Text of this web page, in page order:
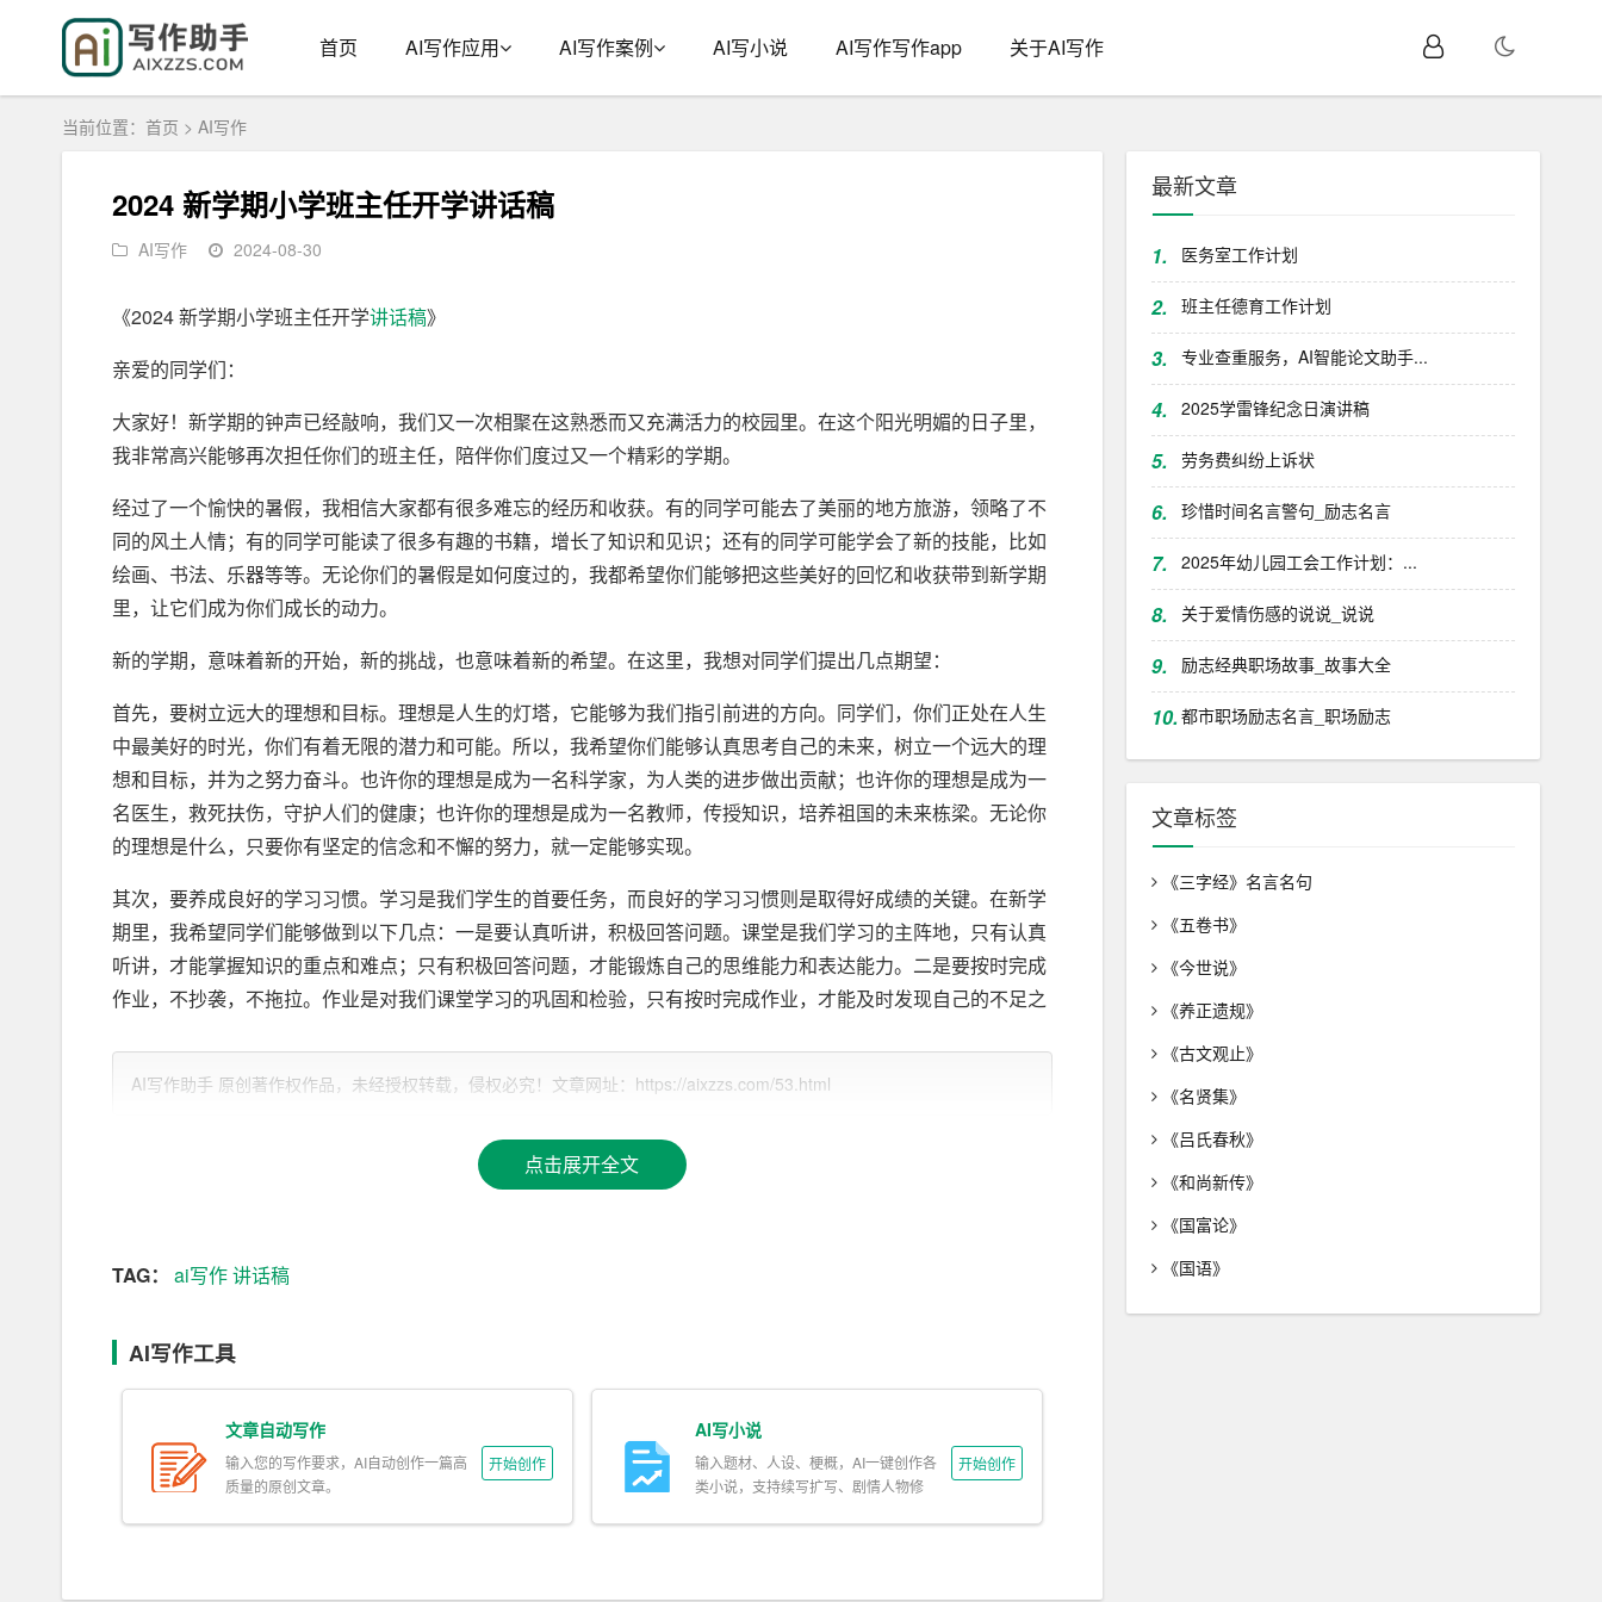
首页 AI写作应用 AI写作案例 AI写小说 AI写作写作app 关于AI写作
当前位置： 首页 > AI写作
2024 新学期小学班主任开学讲话稿
AI写作 2024-08-30
《2024 新学期小学班主任开学讲话稿》
亲爱的同学们：
大家好！新学期的钟声已经敲响，我们又一次相聚在这熟悉而又充满活力的校园里。在这个阳光明媚的日子里，
我非常高兴能够再次担任你们的班主任，陪伴你们度过又一个精彩的学期。
经过了一个愉快的暑假，我相信大家都有很多难忘的经历和收获。有的同学可能去了美丽的地方旅游，领略了不
同的风土人情；有的同学可能读了很多有趣的书籍，增长了知识和见识；还有的同学可能学会了新的技能，比如
绘画、书法、乐器等等。无论你们的暑假是如何度过的，我都希望你们能够把这些美好的回忆和收获带到新学期
里，让它们成为你们成长的动力。
新的学期，意味着新的开始，新的挑战，也意味着新的希望。在这里，我想对同学们提出几点期望：
首先，要树立远大的理想和目标。理想是人生的灯塔，它能够为我们指引前进的方向。同学们，你们正处在人生
中最美好的时光，你们有着无限的潜力和可能。所以，我希望你们能够认真思考自己的未来，树立一个远大的理
想和目标，并为之努力奋斗。也许你的理想是成为一名科学家，为人类的进步做出贡献；也许你的理想是成为一
名医生，救死扶伤，守护人们的健康；也许你的理想是成为一名教师，传授知识，培养祖国的未来栋梁。无论你
的理想是什么，只要你有坚定的信念和不懈的努力，就一定能够实现。
其次，要养成良好的学习习惯。学习是我们学生的首要任务，而良好的学习习惯则是取得好成绩的关键。在新学
期里，我希望同学们能够做到以下几点：一是要认真听讲，积极回答问题。课堂是我们学习的主阵地，只有认真
听讲，才能掌握知识的重点和难点；只有积极回答问题，才能锻炼自己的思维能力和表达能力。二是要按时完成
作业，不抄袭，不拖拉。作业是对我们课堂学习的巩固和检验，只有按时完成作业，才能及时发现自己的不足之
人，不仅能够受到他人的尊重和喜爱，还能够为自己的未来打下坚实的基础。在新学期里，我希望同学们能够做
到以下几点：一是要诚实守信，不说谎，不骗人。诚实守信是做人的基本原则，只有诚实守信，才能赢得他人的
的家园，只有爱护公物，保护环境，才能让我们的校园更加美丽。
最后，要积极参加各种活动，锻炼自己的综合素质。学校为我们提供了丰富多彩的活动，如运动会、文艺汇演、
科技比赛等等。这些活动不仅能够丰富我们的课余生活，还能够锻炼我们的身体素质、艺术素养和创新能力。所
同学们，新的学期已经开始，让我们一起努力，一起奋斗，一起创造一个更加美好的未来！我相信，在我们的共
同努力下，我们一定能够在这个学期里取得更大的进步，收获更多的快乐！
AI写作助手 原创著作权作品，未经授权转载，侵权必究！文章网址：https://aixzzs.com/53.html
点击展开全文
TAG： ai写作讲话稿
AI写作工具
文章自动写作
输入您的写作要求，AI自动创作一篇高
质量的原创文章。
开始创作
AI写小说
输入题材、人设、梗概，AI一键创作各
类小说，支持续写扩写、剧情人物修
开始创作
最新文章
1. 医务室工作计划
2. 班主任德育工作计划
3. 专业查重服务，AI智能论文助手...
4. 2025学雷锋纪念日演讲稿
5. 劳务费纠纷上诉状
6. 珍惜时间名言警句_励志名言
7. 2025年幼儿园工会工作计划：...
8. 关于爱情伤感的说说_说说
9. 励志经典职场故事_故事大全
10.都市职场励志名言_职场励志
文章标签
《三字经》名言名句
《五卷书》
《今世说》
《养正遗规》
《古文观止》
《名贤集》
《吕氏春秋》
《和尚新传》
《国富论》
《国语》